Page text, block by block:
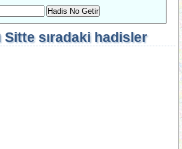
Sittesıradaki hadisler